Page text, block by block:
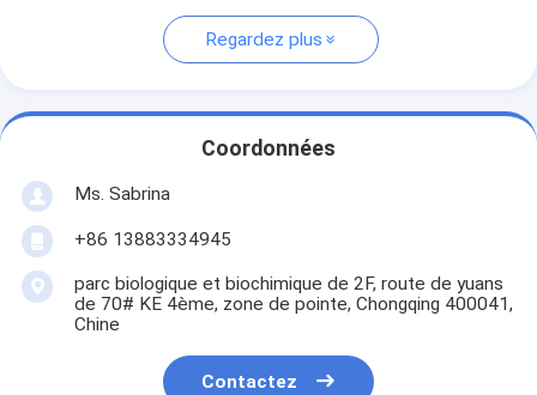
Regardez plus
Coordonnées
Ms. Sabrina
+86 13883334945
parc biologique et biochimique de 2F, route de yuans
de 70# KE 4ème, zone de pointe, Chongqing 400041,
Chine
Contactez